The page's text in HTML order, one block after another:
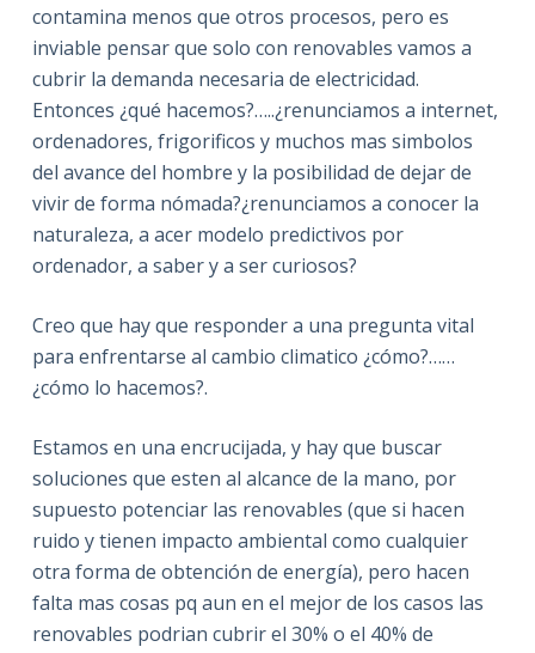
contamina menos que otros procesos, pero es
inviable pensar que solo con renovables vamos a
cubrir la demanda necesaria de electricidad.
Entonces ¿qué hacemos?…..¿renunciamos a internet,
ordenadores, frigorificos y muchos mas simbolos
del avance del hombre y la posibilidad de dejar de
vivir de forma nómada?¿renunciamos a conocer la
naturaleza, a acer modelo predictivos por
ordenador, a saber y a ser curiosos?
Creo que hay que responder a una pregunta vital
para enfrentarse al cambio climatico ¿cómo?……
¿cómo lo hacemos?.
Estamos en una encrucijada, y hay que buscar
soluciones que esten al alcance de la mano, por
supuesto potenciar las renovables (que si hacen
ruido y tienen impacto ambiental como cualquier
otra forma de obtención de energía), pero hacen
falta mas cosas pq aun en el mejor de los casos las
renovables podrian cubrir el 30% o el 40% de